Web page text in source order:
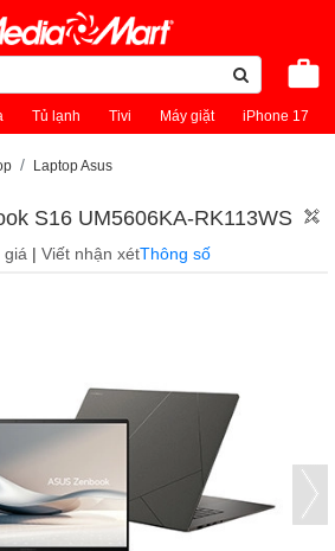
Tủ lạnh Tivi Máy giặt iPhone 17
Laptop Asus
S16 UM5606KA-RK113WS
giá | Viết nhận xétThông số